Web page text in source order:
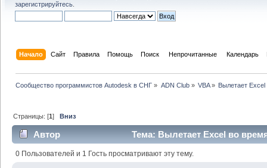
зарегистрируйтесь
Начало Сайт Правила Помощь Поиск Непрочитанные Календарь
Сообщество программистов Autodesk в СНГ » ADN Club» VBA» Вылетает
Страницы: [1]Вниз
Автор
Тема: Вылетает Excel во
24502 раз)
0 Пользователей и 1 Гость просматривают эту тему.